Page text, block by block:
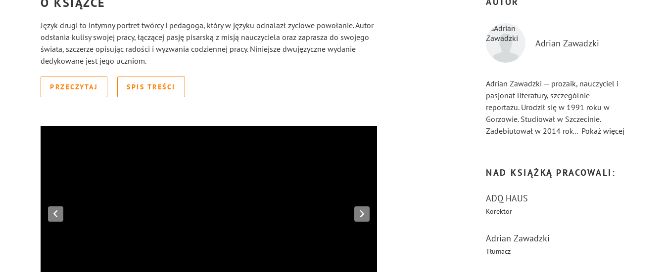
Język drugi to intymny portret twórcy i pedagoga, który w języku odnalazł życiowe powołanie. Autor
odsłania kulisy swojej pracy, łączącej pasję pisarską z misją nauczyciela oraz zaprasza do swojego
świata, szczerze opisując radości i wyzwania codziennej pracy. Niniejsze dwujęzyczne wydanie
dedykowane jest jego uczniom.
PRZECZYTAJ SPIS TREŚCI
Adrian Zawadzki
Adrian Zawadzki — prozaik, nauczyciel i
pasjonat literatury, szczególnie
reportażu. Urodził się w 1991 roku w
Gorzowie. Studiował w Szczecinie.
Zadebiutował w 2014 roku powieścią
Bezwstydne. W swojej ostatniej
publikacji, Zupa z chrabąszczy majowych,
Gardelegen z 1945 roku. Od 2016 roku
mieszka w Niemczech, gdzie łączy pasję
rodaków języka niemieckiego.
... Pokaż więcej
NAD KSIĄŻKĄ PRACOWALI:
ADQ HAUS
Korektor
Adrian Zawadzki
Tłumacz